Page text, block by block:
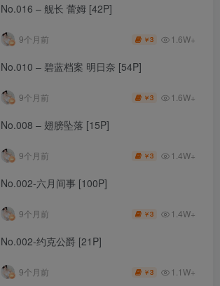
No.016 – 舰长 蕾姆 [42P]
9个月前 ￥3 1.6W+
No.010 – 碧蓝档案 明日奈 [54P]
9个月前 ￥3 1.6W+
No.008 – 翅膀坠落 [15P]
9个月前 ￥3 1.4W+
No.002-六月间事 [100P]
9个月前 ￥3 1.4W+
No.002-约克公爵 [21P]
9个月前 ￥3 1.1W+